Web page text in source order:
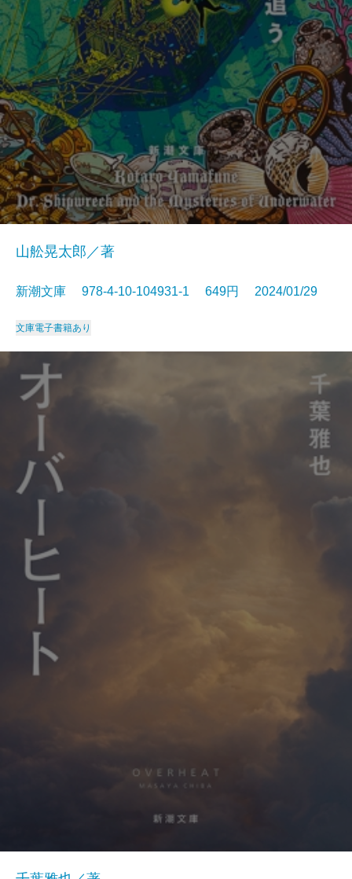
山舩晃太郎／著
新潮文庫 978-4-10-104931-1 649円 2024/01/29
文庫電子書籍あり